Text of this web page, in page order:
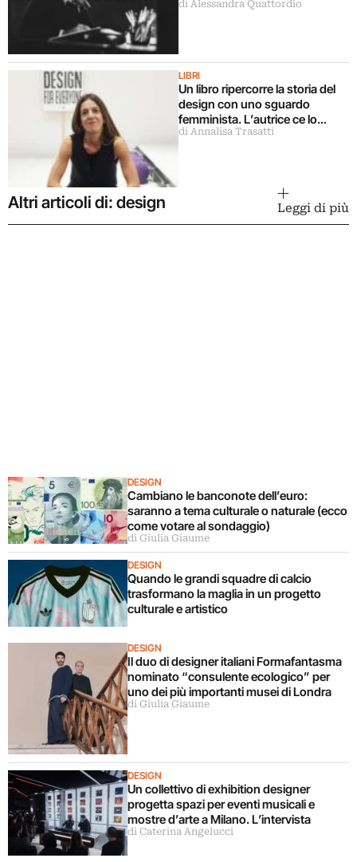
di Alessandra Quattordio
LIBRI
Un libro ripercorre la storia del
design con uno sguardo
femminista. L’autrice ce lo
racconta
di Annalisa Trasatti
Altri articoli di: design Leggi di più
DESIGN
Cambiano le banconote dell’euro:
saranno a tema culturale o naturale (ecco
come votare al sondaggio)
di Giulia Giaume
DESIGN
Quando le grandi squadre di calcio
trasformano la maglia in un progetto
culturale e artistico
DESIGN
Il duo di designer italiani Formafantasma
nominato “consulente ecologico” per
uno dei più importanti musei di Londra
di Giulia Giaume
DESIGN
Un collettivo di exhibition designer
progetta spazi per eventi musicali e
mostre d’arte a Milano. L’intervista
di Caterina Angelucci